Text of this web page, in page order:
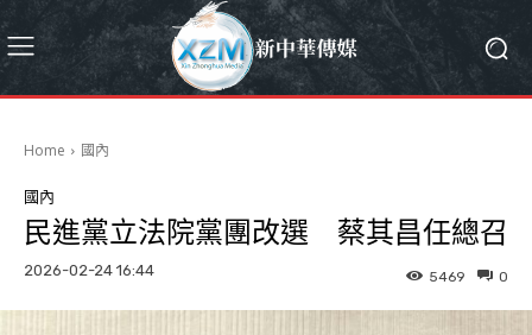
Home 國內
國內
民進黨立法院黨團改選 蔡其昌任總召
2026-02-24 16:44 0
5469